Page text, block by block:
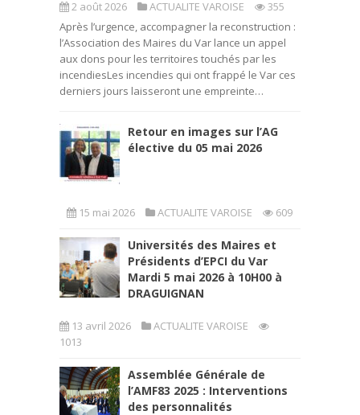
2 août 2026 ACTUALITE VAROISE
355
Après l’urgence, accompagner la reconstruction :
l’Association des Maires du Var lance un appel
aux dons pour les territoires touchés par les
incendiesLes incendies qui ont frappé le Var ces
derniers jours laisseront une empreinte…
Retour en images sur l’AG
élective du 05 mai 2026
15 mai 2026 ACTUALITE VAROISE 609
Universités des Maires et
Présidents d’EPCI du Var
Mardi 5 mai 2026 à 10H00 à
DRAGUIGNAN
13 avril 2026
ACTUALITE VAROISE
1013
Assemblée Générale de
l’AMF83 2025 : Interventions
des personnalités